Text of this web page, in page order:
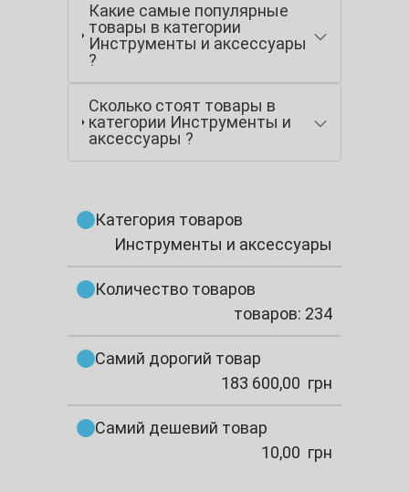
Какие самые популярные
товары в категории
Инструменты и аксессуары
?
Сколько стоят товары в
категории Инструменты и
аксессуары ?
Категория товаров
Инструменты и аксессуары
Количество товаров
товаров: 234
Самий дорогий товар
183 600,00 грн
Самий дешевий товар
10,00 грн